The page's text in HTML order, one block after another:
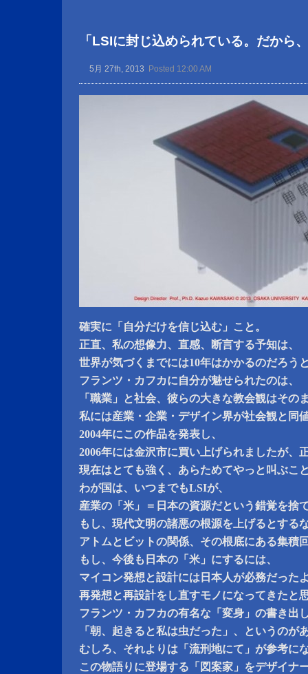
「LSIに封じ込められている。だから
5月 27th, 2013 Posted 12:00 AM
確実に「自分だけを信じ込む」こと。
正直、私の想像力、直感、断言する予知は、
世界が気づくまでには10年はかかるのだろう
フランツ・カフカに自分が魅せられたのは、
「職業」と社会、彼らの大きな教会観はその
私には産業・企業・デザイン界が社会観と同
2004年にこの作品を発表し、
2006年には金沢市に買い上げられましたが、
現在はとても強く、あらためてやっと叫ぶこ
わが国は、いつまでもLSIが、
産業の「米」＝日本の資源だという錯覚を捨
もし、現代文明の諸悪の根源を上げるとする
アトムとビットの関係、その根底にある集積
もし、今後も日本の「米」にするには、
マイコン発想と設計には日本人が必務だった
再発想と再設計をし直すモノになってきたと
フランツ・カフカの有名な「変身」の書き出
「朝、起きると私は虫だった」、というのが
むしろ、それよりは「流刑地にて」が参考に
この物語りに登場する「図案家」をデザイナ